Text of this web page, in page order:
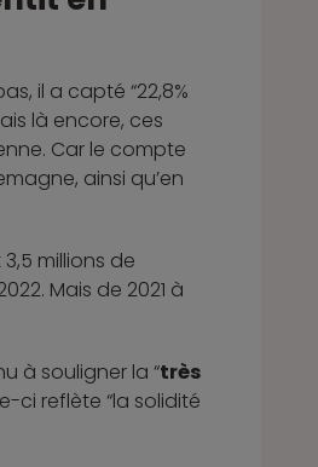
il a capté “22,8%
là encore, ces
Car le compte
ainsi qu’en
millions de
Mais de 2021 à
à souligner la “très
ci reflète “la solidité